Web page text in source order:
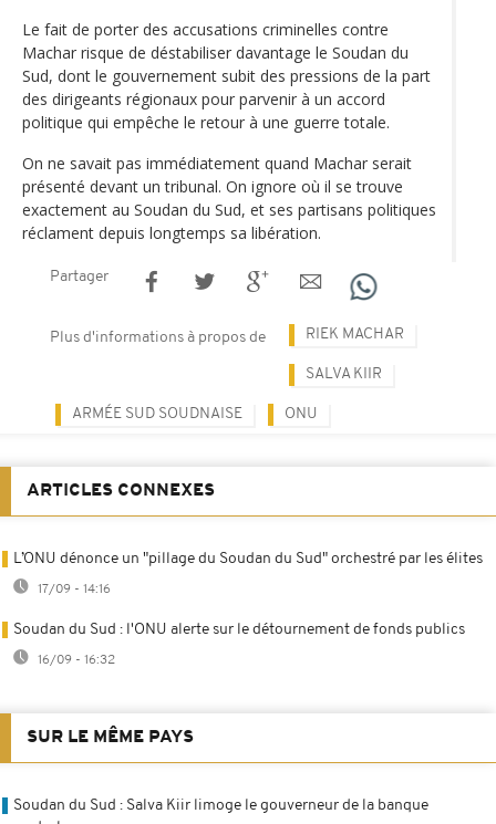
Le fait de porter des accusations criminelles contre
Machar risque de déstabiliser davantage le Soudan du
Sud, dont le gouvernement subit des pressions de la part
des dirigeants régionaux pour parvenir à un accord
politique qui empêche le retour à une guerre totale.
On ne savait pas immédiatement quand Machar serait
présenté devant un tribunal. On ignore où il se trouve
exactement au Soudan du Sud, et ses partisans politiques
réclament depuis longtemps sa libération.
Partager
Plus d'informations à propos de RIEK MACHAR
SALVA KIIR
ARMÉE SUD SOUDNAISE ONU
ARTICLES CONNEXES
L’ONU dénonce un "pillage du Soudan du Sud" orchestré par les élites
17/09 - 14:16
Soudan du Sud : l'ONU alerte sur le détournement de fonds publics
16/09 - 16:32
SUR LE MÊME PAYS
Soudan du Sud : Salva Kiir limoge le gouverneur de la banque